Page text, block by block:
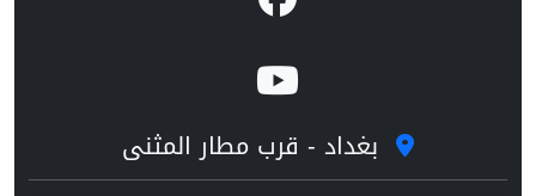
بغداد - قرب مطار المثنى